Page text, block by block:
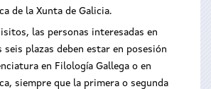
de la Xunta de Galicia.
las personas interesadas en
plazas deben estar en posesión
en Filología Gallega o en
siempre que la primera o segunda